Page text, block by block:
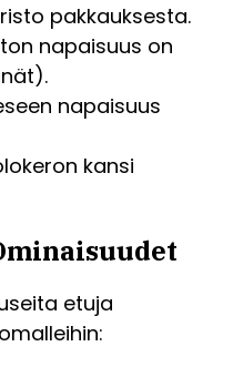
pakkauksesta.
napaisuus on
napaisuus
kansi
etuja